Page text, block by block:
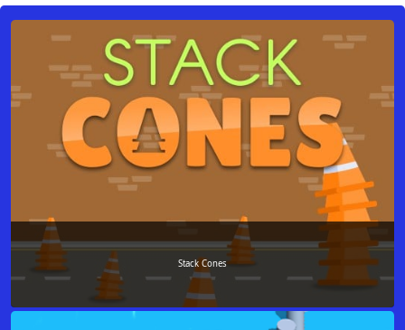
Stack Cones